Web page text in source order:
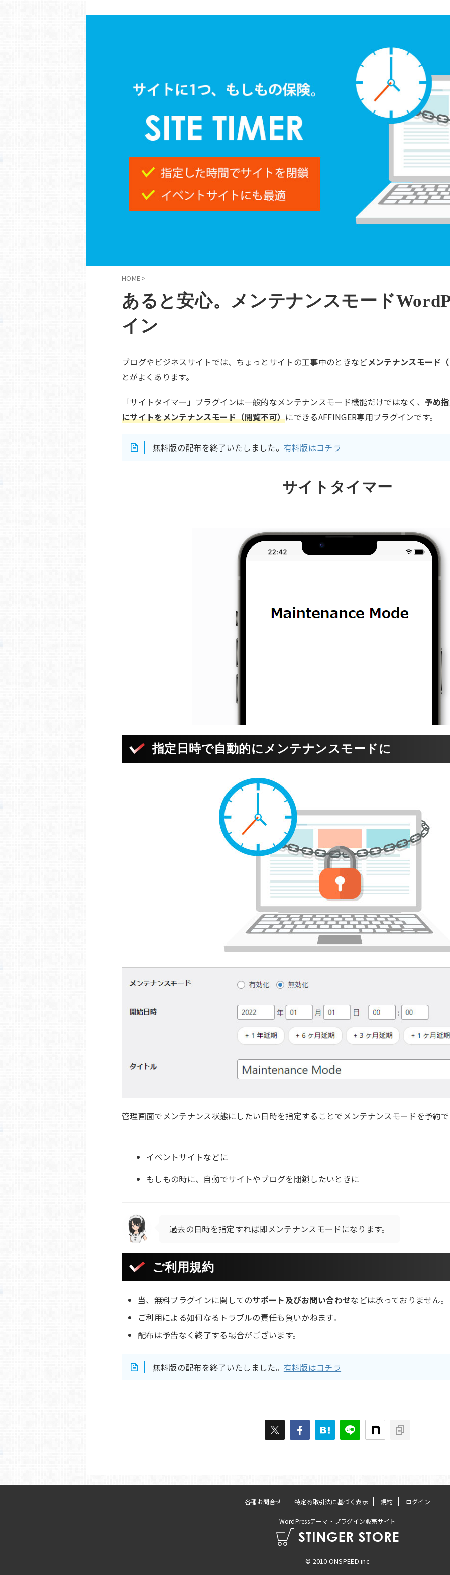
HOME >
あると安心。メンテナンスモード
イン
ブログやビジネスサイトでは、ちょっとサイトの工事中のときなどメンテナンスモード
とがよくあります。
「サイトタイマー」プラグインは一般的なメンテナンスモード機能だけではなく、 予め
にサイトをメンテナンスモード（閲覧不可）にできるAFFINGER専用プラグインです。
無料版の配布を終了いたしました。 有料版はコチラ
サイトタイマー
指定日時で自動的にメンテナンスモードに
管理画面でメンテナンス状態にしたい日時を指定することでメンテナンスモードを予約
イベントサイトなどに
もしもの時に、自動でサイトやブログを閉鎖したいときに
過去の日時を指定すれば即メンテナンスモードになります。
ご利用規約
当、無料プラグインに関してのサポート及びお問い合わせなどは承っておりません。
ご利用による如何なるトラブルの責任も負いかねます。
配布は予告なく終了する場合がございます。
無料版の配布を終了いたしました。 有料版はコチラ
各種お問合せ 特定商取引法に基づく表示 規約 ログイン
WordPressテーマ・プラグイン販売サイト
© 2010 ONSPEED.inc